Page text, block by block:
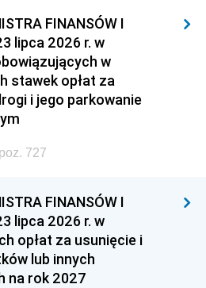
FINANSÓW I
lipca 2026 r. w
w
stawek opłat za
i jego parkowanie
727
FINANSÓW I
lipca 2026 r. w
opłat za usunięcie i
lub innych
na rok 2027